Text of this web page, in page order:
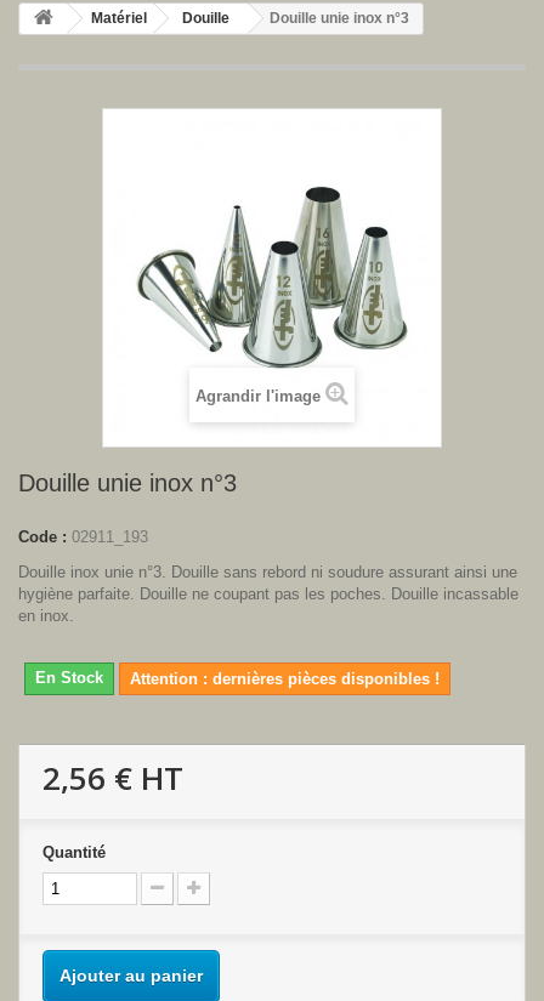
Matériel Douille Douille unie inox n°3
Agrandir l'image
Douille unie inox n°3
Code : 02911_193
Douille inox unie n°3. Douille sans rebord ni soudure assurant ainsi une
hygiène parfaite. Douille ne coupant pas les poches. Douille incassable
en inox.
En Stock Attention : dernières pièces disponibles !
2,56 € HT
Quantité
Ajouter au panier